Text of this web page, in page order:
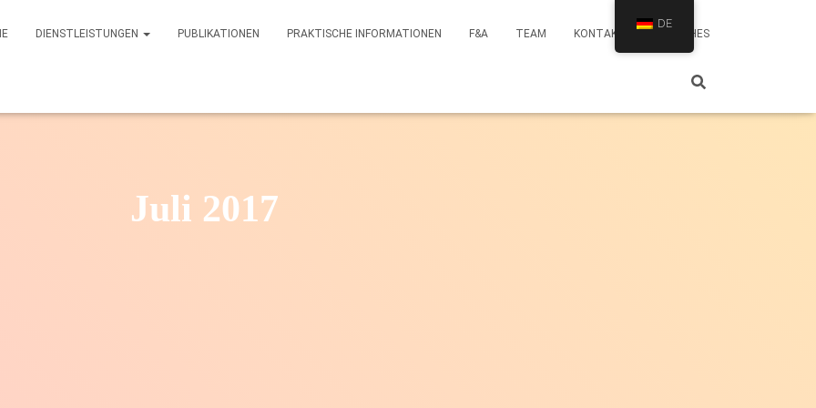
DIENSTLEISTUNGEN PUBLIKATIONEN PRAKTISCHE INFORMATIONEN F&A TEAM KONTAKT BRANCHES
Juli 2017
DE